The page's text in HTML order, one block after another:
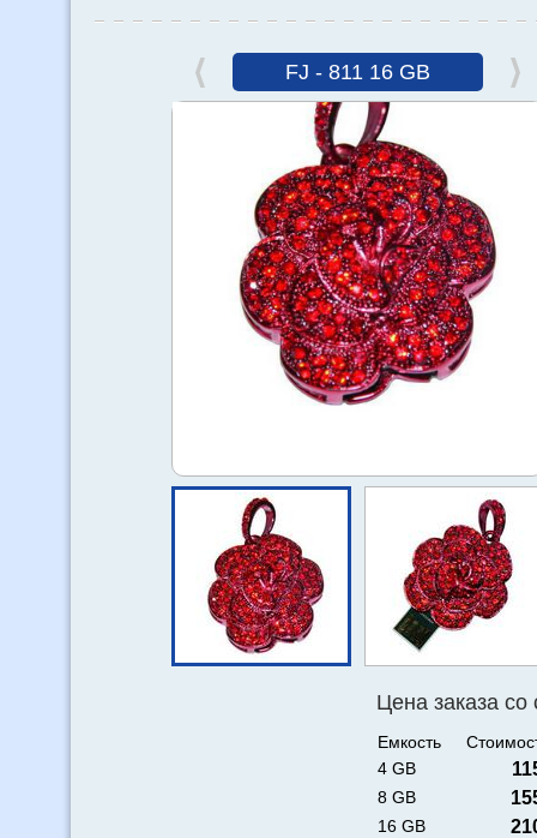
FJ - 811 16 GB
Цена заказа со
Емкость
4 GB
8 GB
16 GB